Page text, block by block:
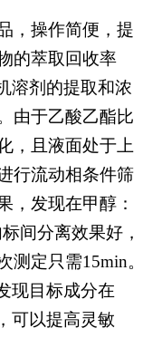
，操作简便，提
的萃取回收率
溶剂的提取和浓
由于乙酸乙酯比
，且液面处于上
行流动相条件筛
，发现在甲醇：
间分离效果好，
测定只需15min。
现目标成分在
可以提高灵敏